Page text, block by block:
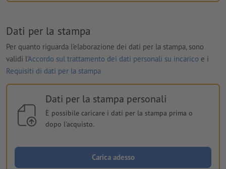
Dati per la stampa
Per quanto riguarda l'elaborazione dei dati per la stampa, sono
validi l'Accordo sul trattamento dei dati personali su incarico e i
Requisiti di dati per la stampa
Dati per la stampa personali
È possibile caricare i dati per la stampa prima o
dopo l'acquisto.
Carica adesso